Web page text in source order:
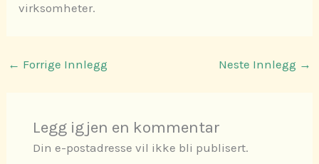
virksomheter.
← Forrige Innlegg Neste Innlegg →
Legg igjen en kommentar
Din e-postadresse vil ikke bli publisert.